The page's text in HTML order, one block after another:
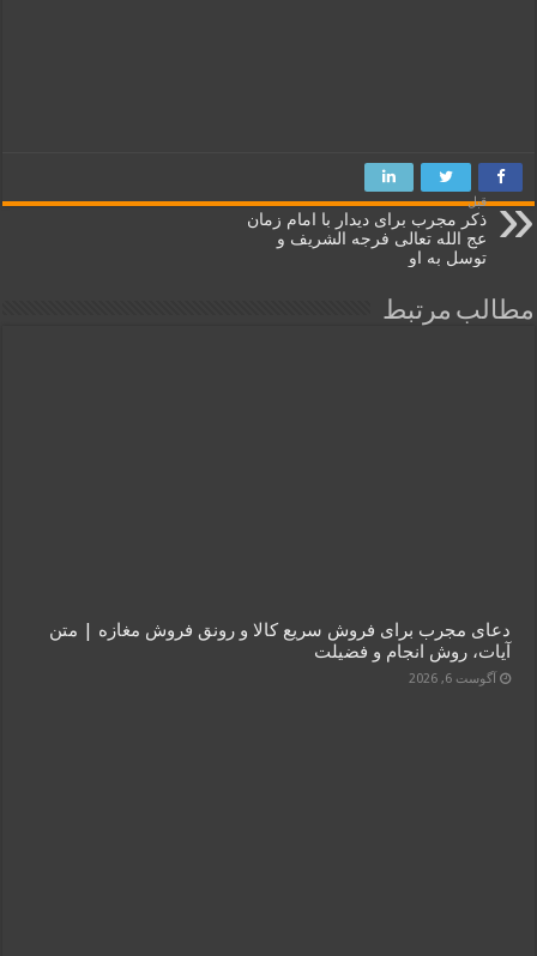
قبل
ذکر مجرب برای دیدار با امام زمان
عج الله تعالی فرجه الشریف و
توسل به او
مطالب مرتبط
دعای مجرب برای فروش سریع کالا و رونق فروش مغازه | متن
آیات، روش انجام و فضیلت
آگوست 6, 2026